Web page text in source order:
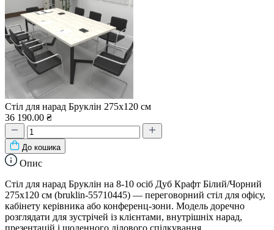
Стіл для нарад Бруклін 275x120 см
36 190.00 ₴
До кошика
Опис
Стіл для нарад Бруклін на 8-10 осіб Дуб Крафт Білий/Чорний
275x120 см (bruklin-55710445) — переговорний стіл для офісу,
кабінету керівника або конференц-зони. Модель доречно
розглядати для зустрічей із клієнтами, внутрішніх нарад,
презентацій і щоденного ділового спілкування.